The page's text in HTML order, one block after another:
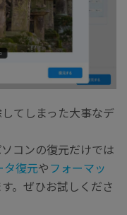
てしまった大事なデ
コンの復元だけでは
タ復元やフォーマッ
。ぜひお試しくださ